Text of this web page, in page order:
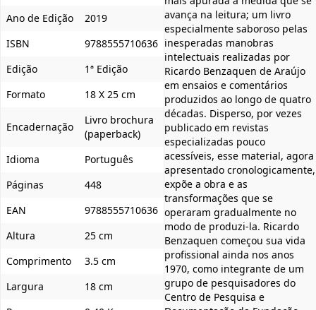
Ano de Edição
2019
ISBN
9788555710636
Edição
1ª Edição
Formato
18 X 25 cm
Encadernação
Livro brochura
(paperback)
Idioma
Português
Páginas
448
EAN
9788555710636
Altura
25 cm
Comprimento
3.5 cm
Largura
18 cm
avança na leitura; um livro
especialmente saboroso pelas
inesperadas manobras
intelectuais realizadas por
Ricardo Benzaquen de Araújo
em ensaios e comentários
produzidos ao longo de quatro
décadas. Disperso, por vezes
publicado em revistas
especializadas pouco
acessíveis, esse material, agora
apresentado cronologicamente,
expõe a obra e as
transformações que se
operaram gradualmente no
modo de produzi-la. Ricardo
Benzaquen começou sua vida
profissional ainda nos anos
1970, como integrante de um
grupo de pesquisadores do
Centro de Pesquisa e